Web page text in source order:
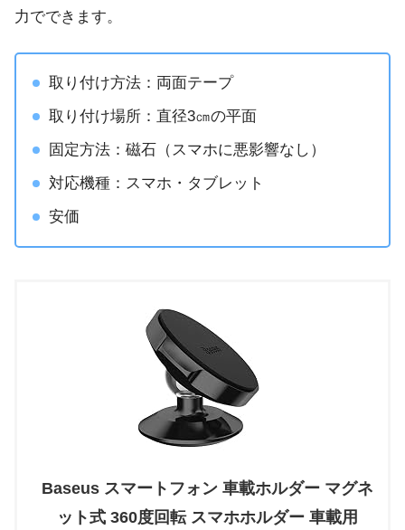
力でできます。
取り付け方法：両面テープ
取り付け場所：直径3㎝の平面
固定方法：磁石（スマホに悪影響なし）
対応機種：スマホ・タブレット
安価
Baseus スマートフォン 車載ホルダー マグネ
ット式 360度回転 スマホホルダー 車載用